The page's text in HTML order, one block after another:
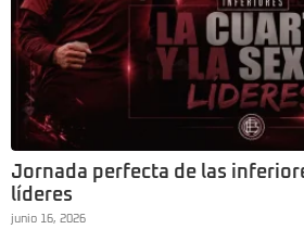
Jornada perfecta de las
líderes
junio 16, 2026